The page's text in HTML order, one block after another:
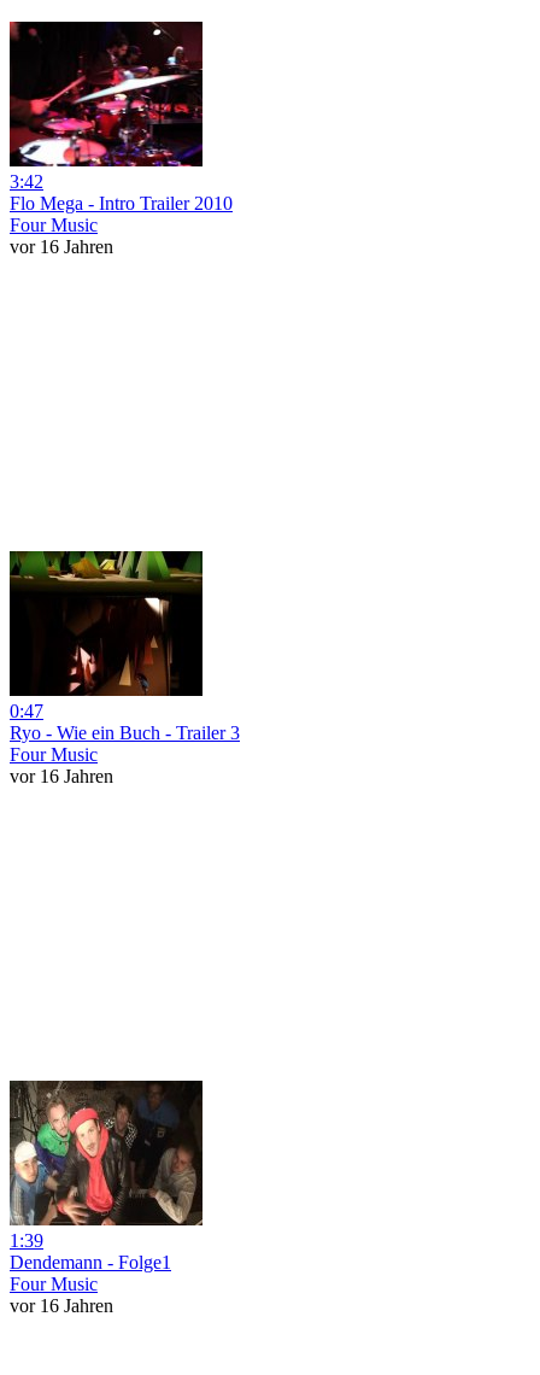
3:42
Flo Mega - Intro Trailer 2010
Four Music
vor 16 Jahren
0:47
Ryo - Wie ein Buch - Trailer 3
Four Music
vor 16 Jahren
1:39
Dendemann - Folge1
Four Music
vor 16 Jahren